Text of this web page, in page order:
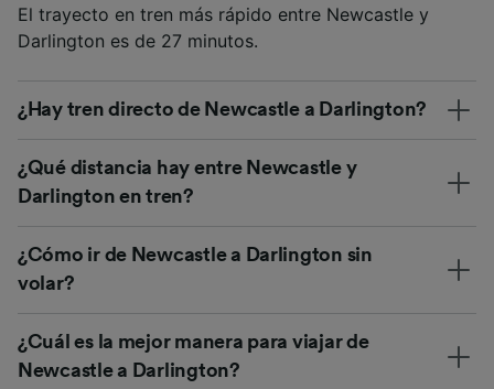
El trayecto en tren más rápido entre Newcastle y
Darlington es de 27 minutos.
¿Hay tren directo de Newcastle a Darlington?
¿Qué distancia hay entre Newcastle y
Darlington en tren?
¿Cómo ir de Newcastle a Darlington sin
volar?
¿Cuál es la mejor manera para viajar de
Newcastle a Darlington?